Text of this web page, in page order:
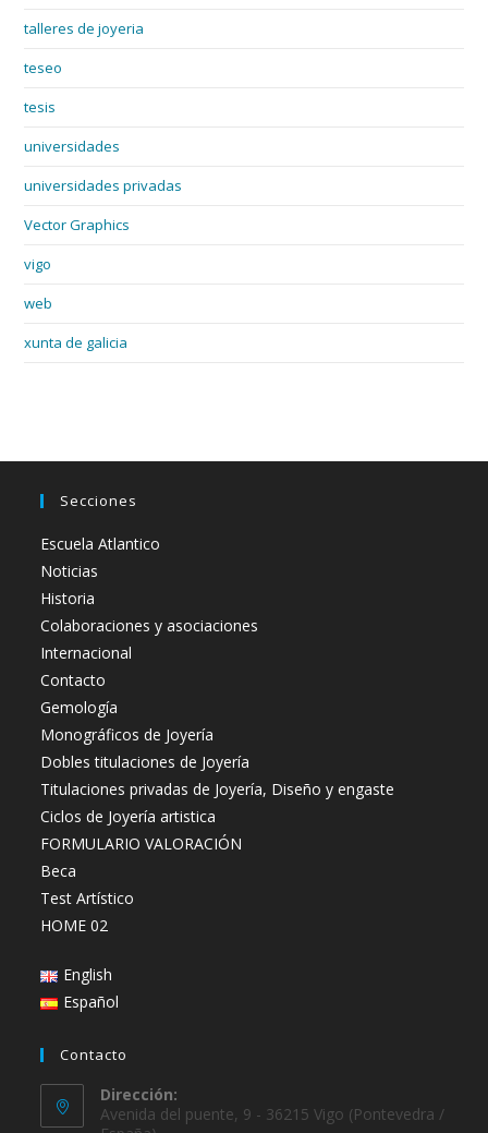
talleres de joyeria
teseo
tesis
universidades
universidades privadas
Vector Graphics
vigo
web
xunta de galicia
Secciones
Escuela Atlantico
Noticias
Historia
Colaboraciones y asociaciones
Internacional
Contacto
Gemología
Monográficos de Joyería
Dobles titulaciones de Joyería
Titulaciones privadas de Joyería, Diseño y engaste
Ciclos de Joyería artistica
FORMULARIO VALORACIÓN
Beca
Test Artístico
HOME 02
English
Español
Contacto
Dirección:
Avenida del puente, 9 - 36215 Vigo (Pontevedra /